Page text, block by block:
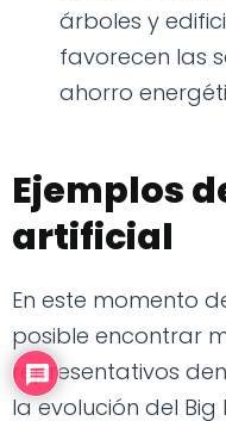
árboles y
favorecen las
ahorro
Ejemplos
artificial
En este momento
posible encontrar
representativos
la evolución del Big